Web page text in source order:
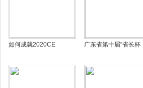
如何成就2020CE 广东省第十届“省长杯